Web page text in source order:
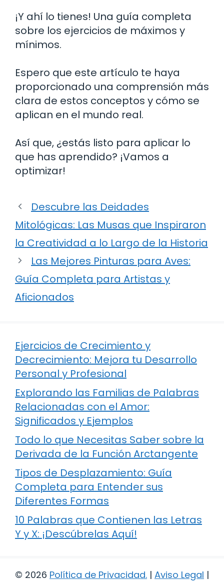
¡Y ahí lo tienes! Una guía completa
sobre los ejercicios de máximos y
mínimos.
Espero que este artículo te haya
proporcionado una comprensión más
clara de estos conceptos y cómo se
aplican en el mundo real.
Así que, ¿estás listo para aplicar lo
que has aprendido? ¡Vamos a
optimizar!
Descubre las Deidades
Mitológicas: Las Musas que Inspiraron
la Creatividad a lo Largo de la Historia
Las Mejores Pinturas para Aves:
Guía Completa para Artistas y
Aficionados
Ejercicios de Crecimiento y
Decrecimiento: Mejora tu Desarrollo
Personal y Profesional
Explorando las Familias de Palabras
Relacionadas con el Amor:
Significados y Ejemplos
Todo lo que Necesitas Saber sobre la
Derivada de la Función Arctangente
Tipos de Desplazamiento: Guía
Completa para Entender sus
Diferentes Formas
10 Palabras que Contienen las Letras
Y y X: ¡Descúbrelas Aquí!
© 2026 Política de Privacidad. | Aviso Legal |